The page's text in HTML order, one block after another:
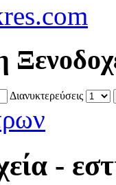
Διανυκτερεύσεις
-